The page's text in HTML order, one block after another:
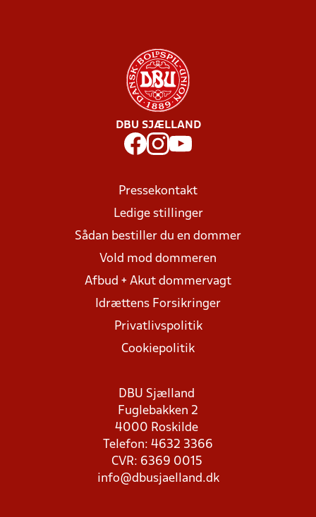
DBU SJÆLLAND
Pressekontakt
Ledige stillinger
Sådan bestiller du en dommer
Vold mod dommeren
Afbud + Akut dommervagt
Idrættens Forsikringer
Privatlivspolitik
Cookiepolitik
DBU Sjælland
Fuglebakken 2
4000 Roskilde
Telefon: 4632 3366
CVR: 6369 0015
info@dbusjaelland.dk